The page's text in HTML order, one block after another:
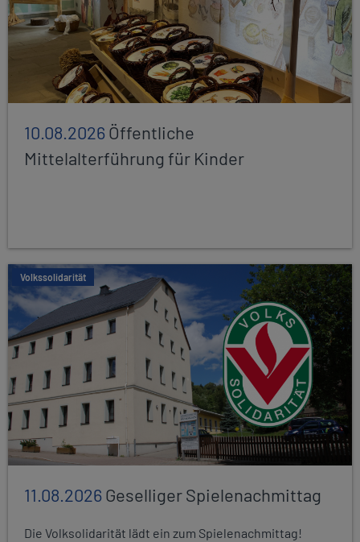
10.08.2026Öffentliche
Mittelalterführung für Kinder
Volkssolidarität
11.08.2026Geselliger Spielenachmittag
Die Volksolidarität lädt ein zum Spielenachmittag!